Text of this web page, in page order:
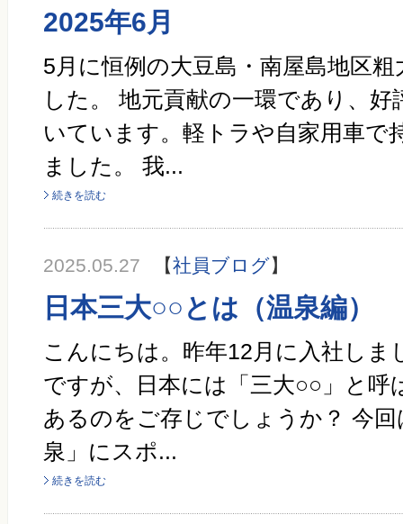
2025年6月
5月に恒例の大豆島・南屋島地区
した。 地元貢献の一環であり、
いています。軽トラや自家用車で
ました。 我...
続きを読む
2025.05.27 【社員ブログ】
日本三大○○とは（温泉編）
こんにちは。昨年12月に入社しま
ですが、日本には「三大○○」と呼
あるのをご存じでしょうか？ 今
泉」にスポ...
続きを読む